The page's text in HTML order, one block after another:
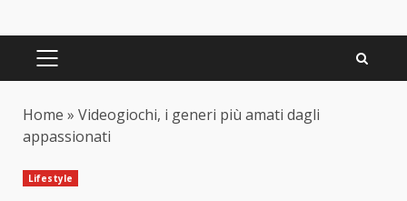
PRIMARY
Home » Videogiochi, i generi più amati dagli
appassionati
Lifestyle